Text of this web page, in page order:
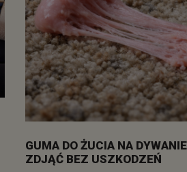
GUMA DO ŻUCIA NA
ZDJĄĆ BEZ USZKODZEŃ